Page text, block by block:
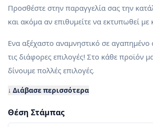
Προσθέστε στην παραγγελία σας την
και ακόμα αν επιθυμείτε να εκτυπωθεί με
Ενα αξέχαστο αναμνηστικό σε
τις διάφορες επιλογές! Στο κάθε προϊόν
δίνουμε πολλές επιλογές.
↓ Διάβασε περισσότερα
Θέση Στάμπας